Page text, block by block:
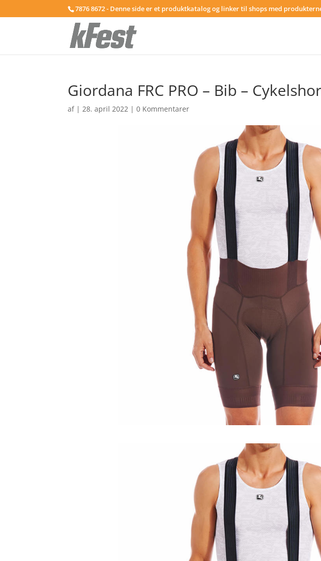
7876 8672 - Denne side er et produktkatalog og linker til shops med
Giordana FRC PRO – Bib –
af |28. april 2022 |0 Kommentarer